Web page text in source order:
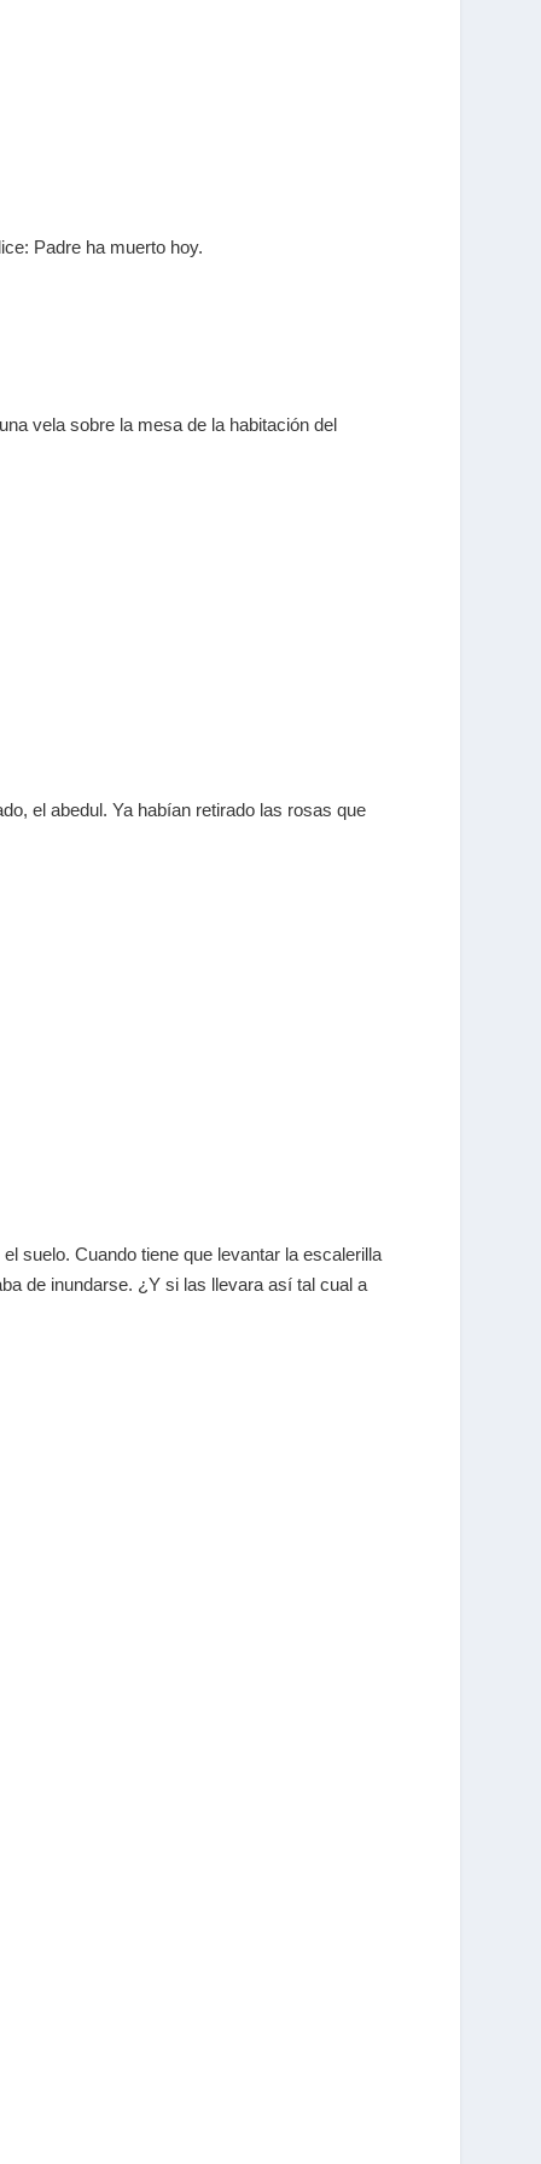
Padre ha muerto hoy.
vela sobre la mesa de la habitación del
el abedul. Ya habían retirado las rosas que
suelo. Cuando tiene que levantar la escalerilla
de inundarse. ¿Y si las llevara así tal cual a